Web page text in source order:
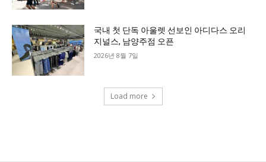
국내 첫 단독 아울렛 선보인 아디다스 오리
지널스, 남양주점 오픈
2026년 8월 7일
Load more